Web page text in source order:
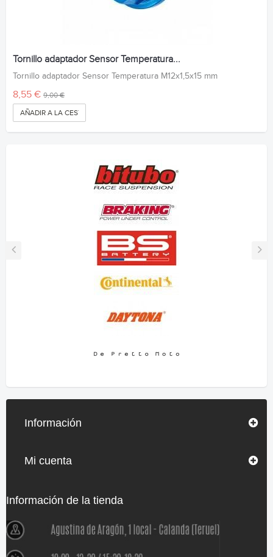
Tornillo adaptador Sensor Temperatura...
Tornillo adaptador Sensor Temperatura M12x1,5x15 mm
8,55 € 9,00 €
AÑADIR A LA CESTA
Información
Mi cuenta
Información de la tienda